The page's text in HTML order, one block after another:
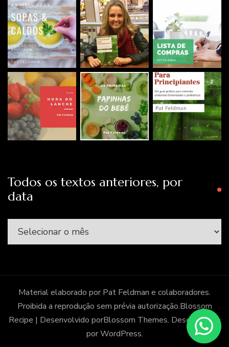
Todos os textos anteriores, por
data
Todos
os
anteriores,
por
data
Material elaborado por Pat Feldman e colaboradores.
Proibida a reprodução sem prévia autorização.Blossom
Recipe | Desenvolvido porBlossom Themes. Desenvolvido
porWordPress.